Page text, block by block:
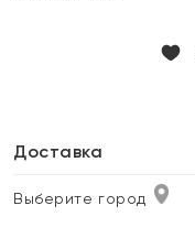
Доставка
Выберите город